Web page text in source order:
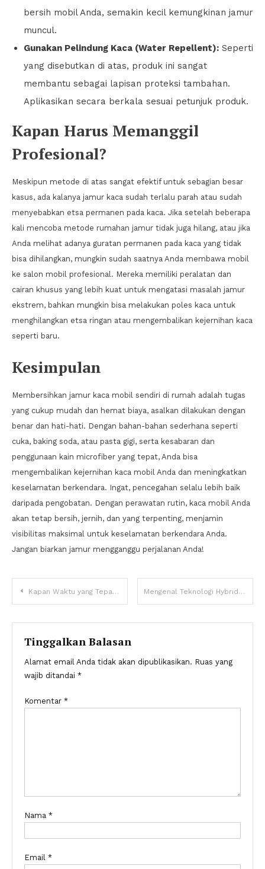
bersih mobil Anda, semakin kecil kemungkinan jamur
muncul.
Gunakan Pelindung Kaca (Water Repellent): Seperti
yang disebutkan di atas, produk ini sangat
membantu sebagai lapisan proteksi tambahan.
Aplikasikan secara berkala sesuai petunjuk produk.
Kapan Harus Memanggil
Profesional?
Meskipun metode di atas sangat efektif untuk sebagian besar
kasus, ada kalanya jamur kaca sudah terlalu parah atau sudah
menyebabkan etsa permanen pada kaca. Jika setelah beberapa
kali mencoba metode rumahan jamur tidak juga hilang, atau jika
Anda melihat adanya guratan permanen pada kaca yang tidak
bisa dihilangkan, mungkin sudah saatnya Anda membawa mobil
ke salon mobil profesional. Mereka memiliki peralatan dan
cairan khusus yang lebih kuat untuk mengatasi masalah jamur
ekstrem, bahkan mungkin bisa melakukan poles kaca untuk
menghilangkan etsa ringan atau mengembalikan kejernihan kaca
seperti baru.
Kesimpulan
Membersihkan jamur kaca mobil sendiri di rumah adalah tugas
yang cukup mudah dan hemat biaya, asalkan dilakukan dengan
benar dan hati-hati. Dengan bahan-bahan sederhana seperti
cuka, baking soda, atau pasta gigi, serta kesabaran dan
penggunaan kain microfiber yang tepat, Anda bisa
mengembalikan kejernihan kaca mobil Anda dan meningkatkan
keselamatan berkendara. Ingat, pencegahan selalu lebih baik
daripada pengobatan. Dengan perawatan rutin, kaca mobil Anda
akan tetap bersih, jernih, dan yang terpenting, menjamin
visibilitas maksimal untuk keselamatan berkendara Anda.
Jangan biarkan jamur mengganggu perjalanan Anda!
Navigasi
pos
Kapan Waktu yang Tepat Ganti Oli Mesin? Jangan Tunggu Sampai Hitam Pekat! Mengenal Teknologi Hybrid pada Mobil Modern: Kelebihan dan Kekurangannya
Tinggalkan Balasan
Alamat email Anda tidak akan dipublikasikan. Ruas yang
wajib ditandai *
Komentar *
Nama *
Email *